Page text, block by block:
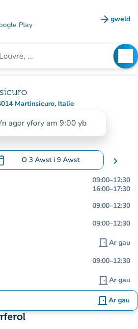
Play arrow_forward gweld
(tab
Martinsicuro, Italie
yn Google Maps)
newydd)
agor yfory am 9:00 yb
O 3 Awst i 9 Awst
y calendr i newid dyddiadau chevron_right
09:00–12:30
16:00–17:30
09:00–12:30
09:00–12:30
door_front Ar gau
09:00–12:30
door_front Ar gau
door_front Ar gau